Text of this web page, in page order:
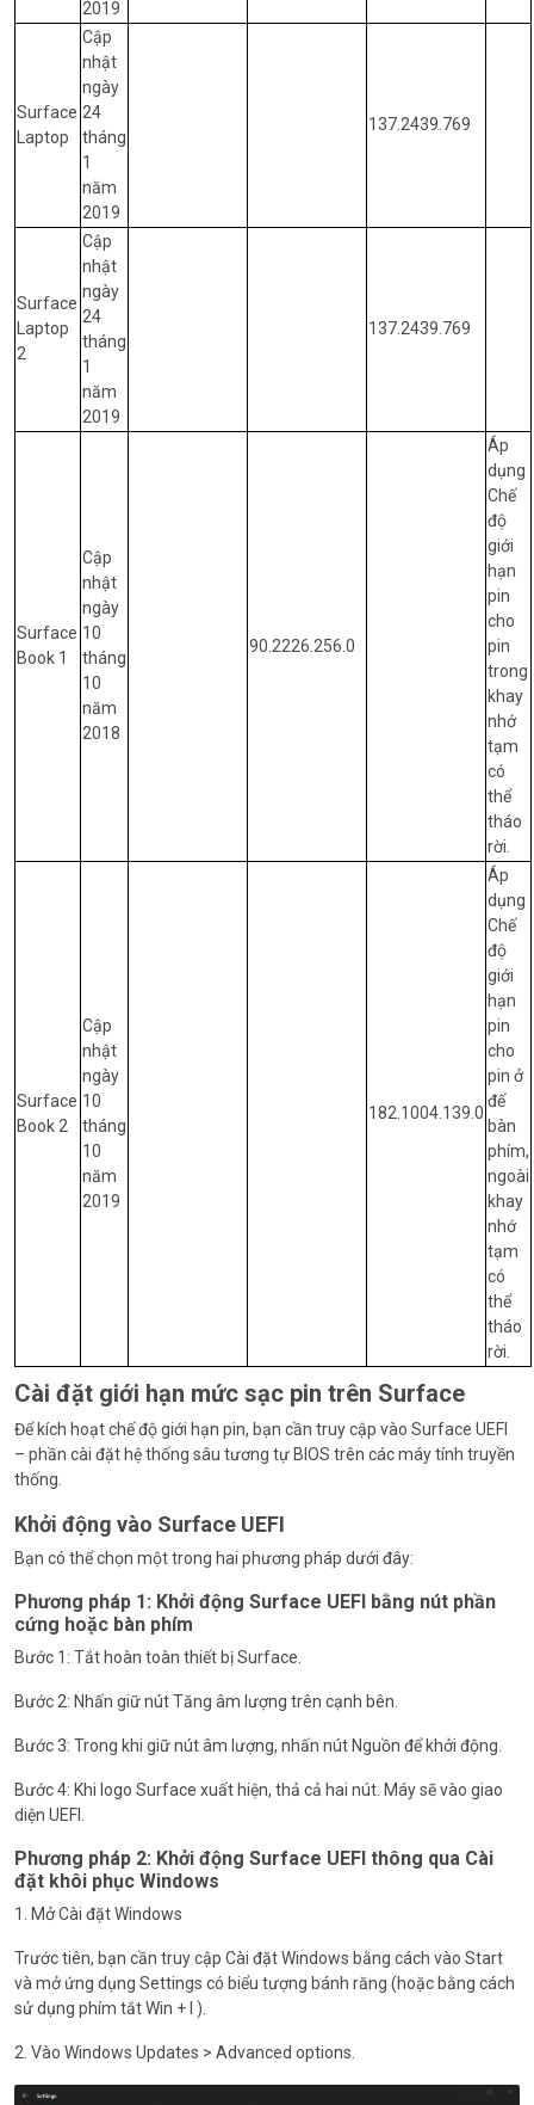
2019
Surface
Laptop
Cập
nhật
ngày
24
tháng
1
năm
2019
137.2439.769
Surface
Laptop
2
Cập
nhật
ngày
24
tháng
1
năm
2019
137.2439.769
Surface
Book 1
Cập
nhật
ngày
10
tháng
10
năm
2018
90.2226.256.0
Áp
dụng
Chế
độ
giới
hạn
pin
cho
pin
trong
khay
nhớ
tạm
có
thể
tháo
rời.
Surface
Book 2
Cập
nhật
ngày
10
tháng
10
năm
2019
182.1004.139.0
Áp
dụng
Chế
độ
giới
hạn
pin
cho
pin ở
đế
bàn
phím,
ngoài
khay
nhớ
tạm
có
thể
tháo
rời.
Cài đặt giới hạn mức sạc pin trên Surface
Để kích hoạt chế độ giới hạn pin, bạn cần truy cập vào Surface UEFI
– phần cài đặt hệ thống sâu tương tự BIOS trên các máy tính truyền
thống.
Khởi động vào Surface UEFI
Bạn có thể chọn một trong hai phương pháp dưới đây:
Phương pháp 1: Khởi động Surface UEFI bằng nút phần
cứng hoặc bàn phím
Bước 1: Tắt hoàn toàn thiết bị Surface.
Bước 2: Nhấn giữ nút Tăng âm lượng trên cạnh bên.
Bước 3: Trong khi giữ nút âm lượng, nhấn nút Nguồn để khởi động.
Bước 4: Khi logo Surface xuất hiện, thả cả hai nút. Máy sẽ vào giao
diện UEFI.
Phương pháp 2: Khởi động Surface UEFI thông qua Cài
đặt khôi phục Windows
1. Mở Cài đặt Windows
Trước tiên, bạn cần truy cập Cài đặt Windows bằng cách vào Start
và mở ứng dụng Settings có biểu tượng bánh răng (hoặc bằng cách
sử dụng phím tắt Win + I ).
2. Vào Windows Updates > Advanced options.